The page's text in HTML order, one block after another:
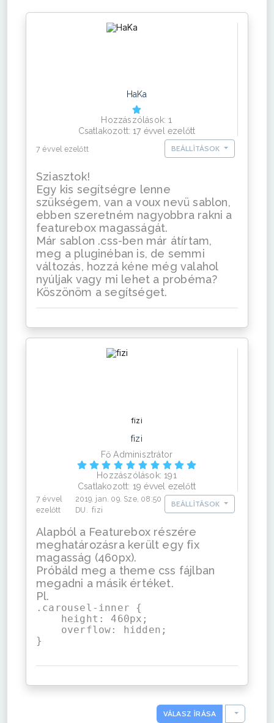
HaKa
Hozzászólások: 1
Csatlakozott: 17 évvel ezelőtt
7 évvel ezelőtt BEÁLLÍTÁSOK
Sziasztok!
Egy kis segítségre lenne
szükségem, van a voux nevü sablon,
ebben szeretném nagyobbra rakni a
featurebox magasságát.
Már sablon .css-ben már átírtam,
meg a pluginéban is, de semmi
változás, hozzá kéne még valahol
nyúljak vagy mi lehet a probéma?
Köszönöm a segítséget.
fizi
fizi
Fő Adminisztrátor
Hozzászólások: 191
Csatlakozott: 19 évvel ezelőtt
7 évvel
ezelőtt
2019. jan. 09. Sze, 08:50
DU. fizi
BEÁLLÍTÁSOK
Alapból a Featurebox részére
meghatározásra került egy fix
magasság (460px).
Próbáld meg a theme css fájlban
megadni a másik értéket.
Pl.
.carousel-inner {
    height: 460px;
    overflow: hidden;
}
VÁLASZ ÍRÁSA TOGGLE